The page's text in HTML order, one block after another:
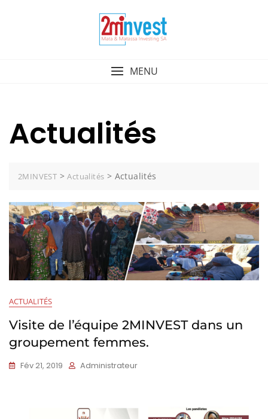
MENU
Actualités
2MINVEST >Actualités > Actualités
ACTUALITÉS
Visite de l’équipe 2MINVEST dans un
groupement femmes.
Fév 21, 2019 Administrateur